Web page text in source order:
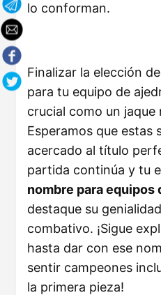
lo conforman.
Finalizar la elección
para tu equipo de
crucial como un
Esperamos que estas
acercado al título
partida continúa y tu
nombre para equipos
destaque su
combativo. ¡Sigue
hasta dar con ese
sentir campeones
la primera pieza!